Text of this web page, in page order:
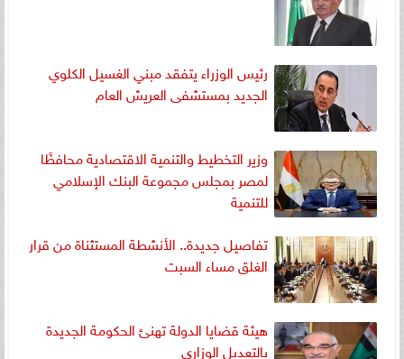
رئيس الوزراء يتفقد مبني الغسيل الكلوي
الجديد بمستشفى العريش العام
وزير التخطيط والتنمية الاقتصادية محافظًا
لمصر بمجلس مجموعة البنك الإسلامي
للتنمية
تفاصيل جديدة.. الأنشطة المستثناة من قرار
الغلق مساء السبت
هيئة قضايا الدولة تهنئ الحكومة الجديدة
بالتعديل الوزاري